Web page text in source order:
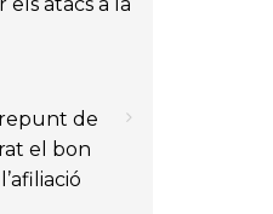
de
el bon